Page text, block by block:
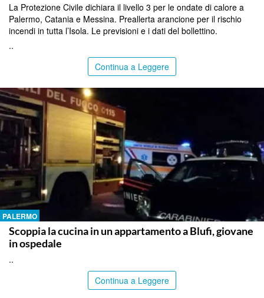
La Protezione Civile dichiara il livello 3 per le ondate di calore a
Palermo, Catania e Messina. Preallerta arancione per il rischio
incendi in tutta l’Isola. Le previsioni e i dati del bollettino.
..
Continua a Leggere
PALERMO
Scoppia la cucina in un appartamento a Blufi, giovane
in ospedale
..
Continua a Leggere